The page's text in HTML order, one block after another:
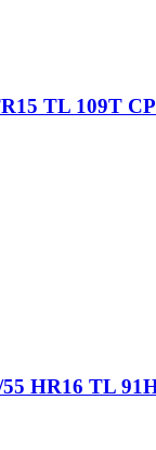
TL 109T
55 HR16 TL